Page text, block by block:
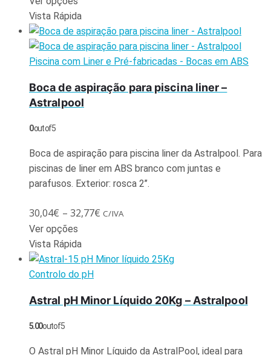
Vista Rápida
Piscina com Liner e Pré-fabricadas - Bocas em ABS
Boca de aspiração para piscina liner –
Astralpool
0out of 5
Boca de aspiração para piscina liner da Astralpool. Para
piscinas de liner em ABS branco com juntas e
parafusos. Exterior: rosca 2’’.
30,04€ – 32,77€ C/IVA
Ver opções
Vista Rápida
Controlo do pH
Astral pH Minor Líquido 20Kg – Astralpool
5.00out of 5
O Astral pH Minor Líquido da AstralPool, ideal para